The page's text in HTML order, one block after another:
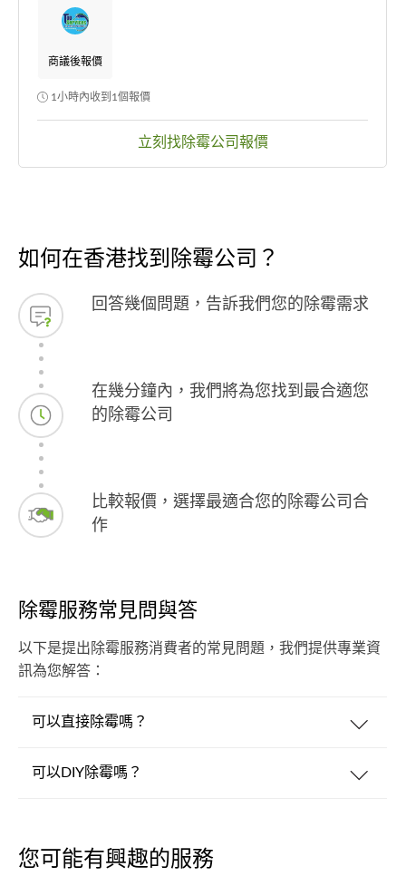
商議後報價
1小時內收到1個報價
立刻找除霉公司報價
如何在香港找到除霉公司？
回答幾個問題，告訴我們您的除霉需求
在幾分鐘內，我們將為您找到最合適您
的除霉公司
比較報價，選擇最適合您的除霉公司合
作
除霉服務常見問與答
以下是提出除霉服務消費者的常見問題，我們提供專業資
訊為您解答：
可以直接除霉嗎？
可以DIY除霉嗎？
您可能有興趣的服務